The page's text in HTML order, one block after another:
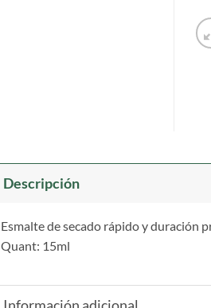
Descripción
Esmalte de secado rápido y duración
Quant: 15ml